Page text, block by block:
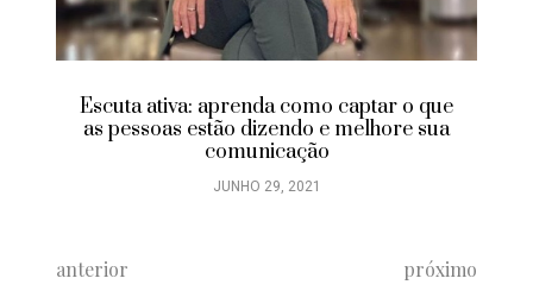
Escuta ativa: aprenda como captar o que
as pessoas estão dizendo e melhore sua
comunicação
JUNHO 29, 2021
anterior próximo